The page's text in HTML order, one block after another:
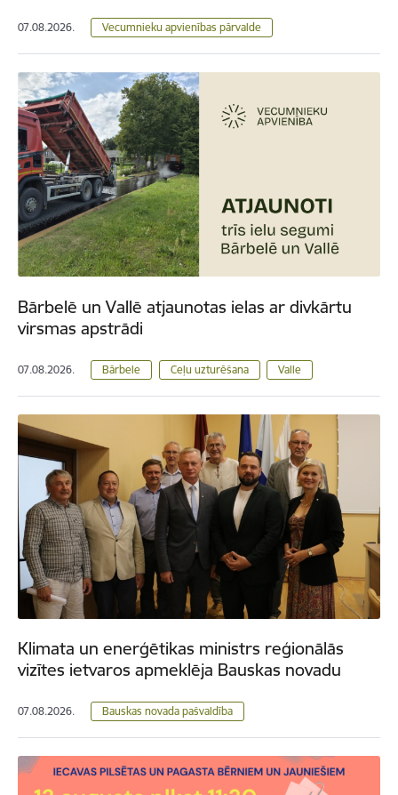
07.08.2026. Vecumnieku apvienības pārvalde
Bārbelē un Vallē atjaunotas ielas ar divkārtu
virsmas apstrādi
07.08.2026. Bārbele Ceļu uzturēšana Valle
Klimata un enerģētikas ministrs reģionālās
vizītes ietvaros apmeklēja Bauskas novadu
07.08.2026. Bauskas novada pašvaldība